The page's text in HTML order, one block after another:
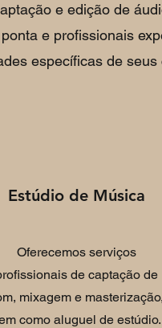
e edição de
e profissionais
específicas de seus
Estúdio de Música
Oferecemos serviços
de captação de
mixagem e masterização,
como aluguel de estúdio.